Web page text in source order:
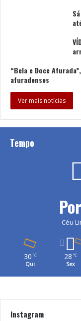
“Bela e Doce
afuradenses
Ver mais notícias
Tempo
Céu
30 ℃
Qui
28 ℃
Sex
Instagram